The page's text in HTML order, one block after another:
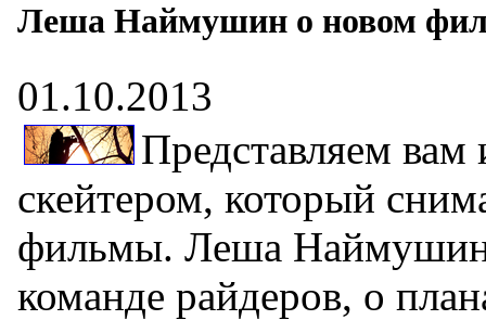
Леша Наймушин о новом
01.10.2013
Представляем вам
скейтером, который
фильмы. Леша Наймушин
команде райдеров, о